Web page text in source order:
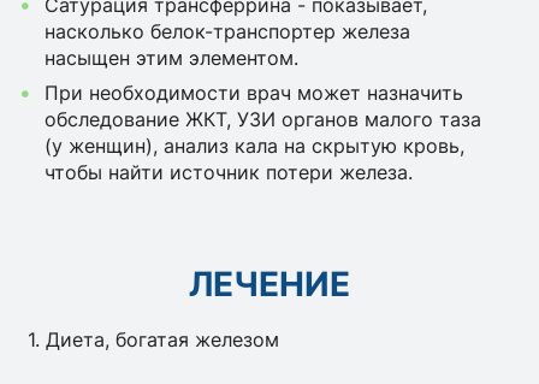
Сатурация трансферрина - показывает,
насколько белок-транспортер железа
насыщен этим элементом.
При необходимости врач может назначить
обследование ЖКТ, УЗИ органов малого таза
(у женщин), анализ кала на скрытую кровь,
чтобы найти источник потери железа.
ЛЕЧЕНИЕ
1. Диета, богатая железом